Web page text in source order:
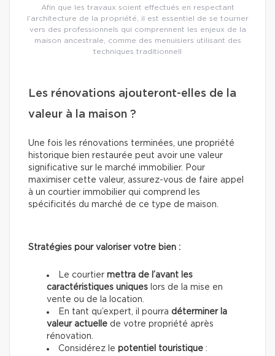
Afin que les travaux soient effectués en respectant
l’architecture de la propriété, il est essentiel de se tourner
vers des professionnels qui comprennent les enjeux de la
maison ancestrale, comme des menuisiers utilisant des
techniques traditionnell
Les rénovations ajouteront-elles de la
valeur à la maison ?
Une fois les rénovations terminées, une propriété
historique bien restaurée peut avoir une valeur
significative sur le marché immobilier. Pour
maximiser cette valeur, assurez-vous de faire appel
à un courtier immobilier qui comprend les
spécificités du marché de ce type de maison.
Stratégies pour valoriser votre bien :
Le courtier mettra de l’avant les
caractéristiques uniques lors de la mise en
vente ou de la location.
En tant qu’expert, il pourra déterminer la
valeur actuelle de votre propriété après
rénovation.
Considérez le potentiel touristique :